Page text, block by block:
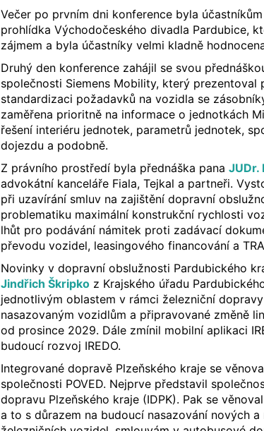
Večer po prvním dni konference byla
prohlídka Východočeského divadla Pardubice,
zájmem a byla účastníky velmi kladně
Druhý den konference zahájil se svou
společnosti Siemens Mobility, který prezentoval
standardizaci požadavků na vozidla se
zaměřena prioritně na informace o jednotkách
řešení interiéru jednotek, parametrů jednotek,
dojezdu a podobně.
Z právního prostředí byla přednáška panaJUDr.
advokátní kanceláře Fiala, Tejkal a partneři.
při uzavírání smluv na zajištění dopravní
problematiku maximální konstrukční rychlosti
lhůt pro podávání námitek proti zadávací
převodu vozidel, leasingového financování a
Novinky v dopravní obslužnosti Pardubického
Jindřich Škripko z Krajského úřadu
jednotlivým oblastem v rámci železniční
nasazovaným vozidlům a připravované změně
od prosince 2029. Dále zmínil mobilní aplikaci
budoucí rozvoj IREDO.
Integrované dopravě Plzeňského kraje se
společnosti POVED. Nejprve představil
dopravu Plzeňského kraje (IDPK). Pak se
a to s důrazem na budoucí nasazování nových